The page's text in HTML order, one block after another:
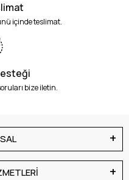
içinde teslimat.
bize iletin.